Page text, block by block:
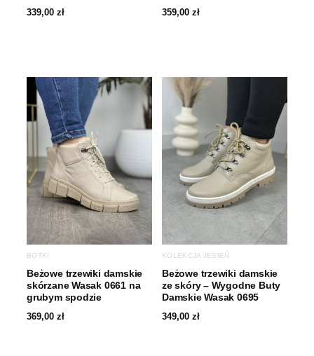
339,00 zł 359,00 zł
BOTKI
Beżowe trzewiki damskie
skórzane Wasak 0661 na
grubym spodzie
369,00 zł
KOLEKCJA JESIEŃ
Beżowe trzewiki damskie
ze skóry – Wygodne Buty
Damskie Wasak 0695
349,00 zł